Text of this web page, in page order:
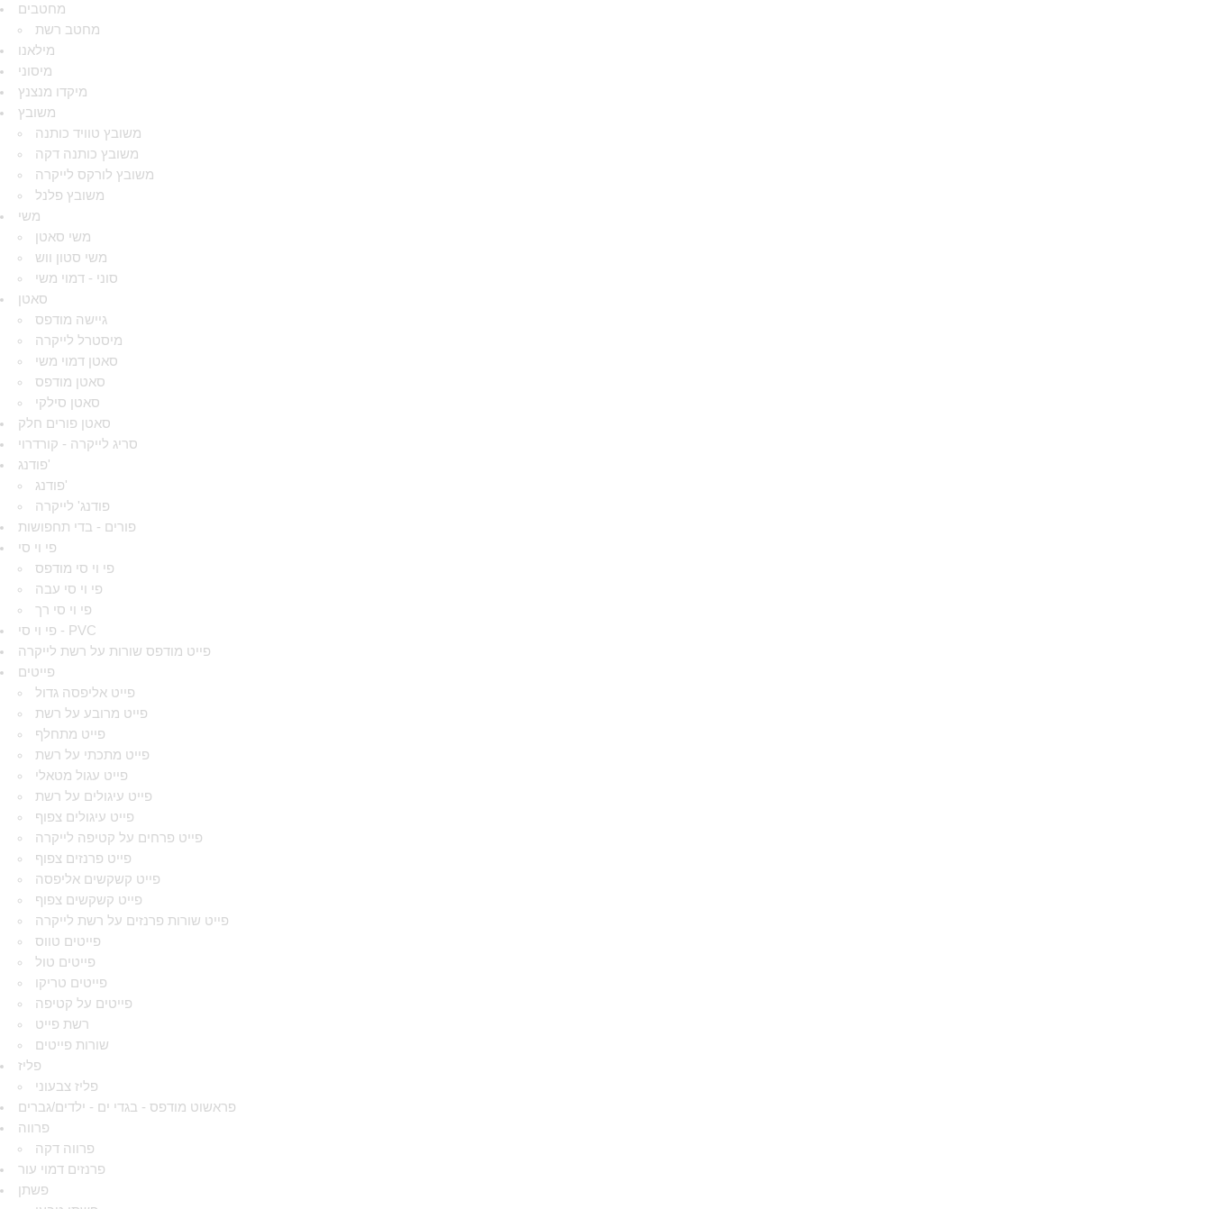
מחטבים
מחטב רשת
מילאנו
מיסוני
מיקדו מנצנץ
משובץ
משובץ טוויד כותנה
משובץ כותנה דקה
משובץ לורקס לייקרה
משובץ פלנל
משי
משי סאטן
משי סטון ווש
סוני - דמוי משי
סאטן
גיישה מודפס
מיסטרל לייקרה
סאטן דמוי משי
סאטן מודפס
סאטן סילקי
סאטן פורים חלק
סריג לייקרה - קורדרוי
פודנג'
פודנג'
פודנג' לייקרה
פורים - בדי תחפושות
פי וי סי
פי וי סי מודפס
פי וי סי עבה
פי וי סי רך
פי וי סי - PVC
פייט מודפס שורות על רשת לייקרה
פייטים
פייט אליפסה גדול
פייט מרובע על רשת
פייט מתחלף
פייט מתכתי על רשת
פייט עגול מטאלי
פייט עיגולים על רשת
פייט עיגולים צפוף
פייט פרחים על קטיפה לייקרה
פייט פרנזים צפוף
פייט קשקשים אליפסה
פייט קשקשים צפוף
פייט שורות פרנזים על רשת לייקרה
פייטים טווס
פייטים טול
פייטים טריקו
פייטים על קטיפה
רשת פייט
שורות פייטים
פליז
פליז צבעוני
פראשוט מודפס - בגדי ים - ילדים/גברים
פרווה
פרווה דקה
פרנזים דמוי עור
פשתן